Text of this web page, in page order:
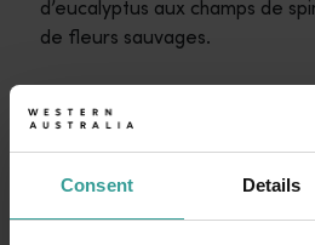
Consent Details
d’eucalyptus aux champs de
de fleurs sauvages.
Itinéraires de voyage
<p>Prenez la route pour vivre une
PLANIFIER DÈS